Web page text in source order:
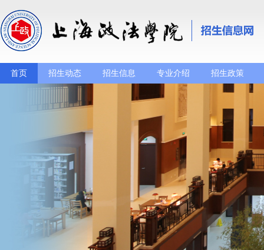
首页 招生动态 招生信息 专业介绍 招生政策